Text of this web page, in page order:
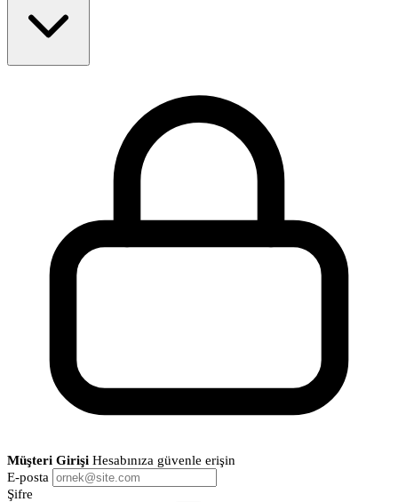
Müşteri Girişi Hesabınıza güvenle erişin
E-posta
Şifre